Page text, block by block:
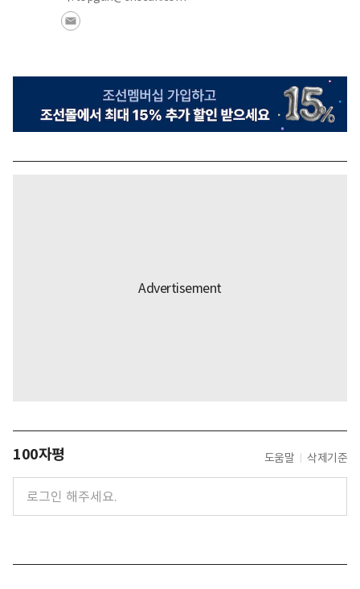
100자평 도움말 삭제기준